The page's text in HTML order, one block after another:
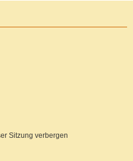
Sitzung verbergen